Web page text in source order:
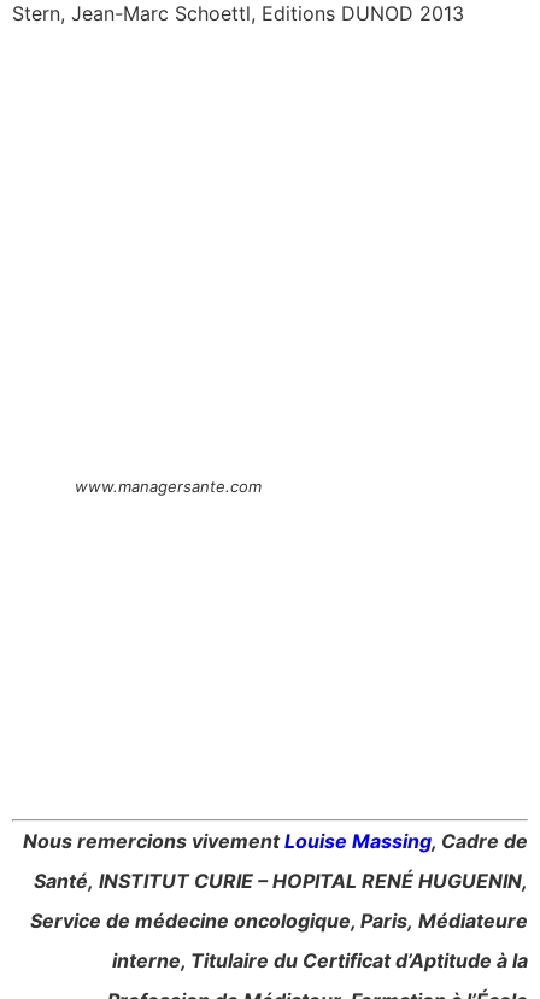
Stern, Jean-Marc Schoettl, Editions DUNOD 2013
www.managersante.com
Nous remercions vivementLouise Massing, Cadre de
Santé, INSTITUT CURIE – HOPITAL RENÉ HUGUENIN,
Service de médecine oncologique, Paris, Médiateure
interne, Titulaire du Certificat d’Aptitude à la